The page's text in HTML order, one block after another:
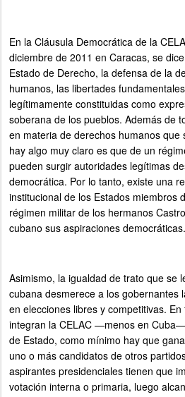
En la Cláusula Democrática de la
diciembre de 2011 en Caracas, se
Estado de Derecho, la defensa de la
humanos, las libertades
legítimamente constituidas como
soberana de los pueblos. Además de
en materia de derechos humanos que
hay algo muy claro es que de un
pueden surgir autoridades legítimas
democrática. Por lo tanto, existe una
institucional de los Estados miembros
régimen militar de los hermanos
cubano sus aspiraciones democráticas.
Asimismo, la igualdad de trato que se
cubana desmerece a los gobernantes
en elecciones libres y competitivas.
integran la CELAC —menos en
de Estado, como mínimo hay que
uno o más candidatos de otros
aspirantes presidenciales tienen que
votación interna o primaria, luego